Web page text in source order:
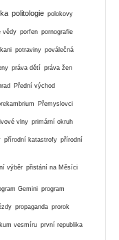
politologie polokovy
vědy porfen pornografie
potraviny poválečná
práva dětí práva žen
Přední východ
Přemyslovci
vlny primární okruh
přírodní katastrofy přírodní
výběr přistání na Měsíci
Gemini program
propaganda prorok
vesmíru první republika